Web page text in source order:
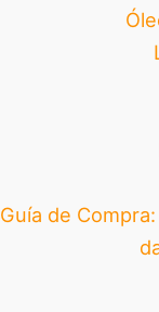
Guía de